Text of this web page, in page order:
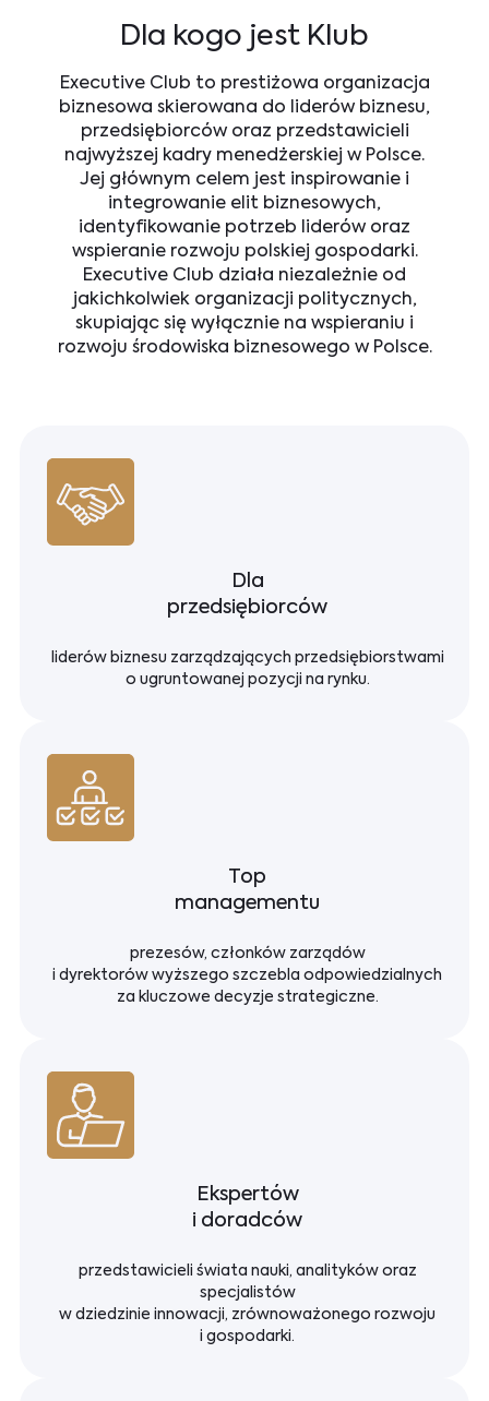
Dla kogo jest Klub
Executive Club to prestiżowa organizacja
biznesowa skierowana do liderów biznesu,
przedsiębiorców oraz przedstawicieli
najwyższej kadry menedżerskiej w Polsce.
Jej głównym celem jest inspirowanie i
integrowanie elit biznesowych,
identyfikowanie potrzeb liderów oraz
wspieranie rozwoju polskiej gospodarki.
Executive Club działa niezależnie od
jakichkolwiek organizacji politycznych,
skupiając się wyłącznie na wspieraniu i
rozwoju środowiska biznesowego w Polsce.
Dla
przedsiębiorców
liderów biznesu zarządzających przedsiębiorstwami
o ugruntowanej pozycji na rynku.
Top
managementu
prezesów, członków zarządów
i dyrektorów wyższego szczebla odpowiedzialnych
za kluczowe decyzje strategiczne.
Ekspertów
i doradców
przedstawicieli świata nauki, analityków oraz
specjalistów
w dziedzinie innowacji, zrównoważonego rozwoju
i gospodarki.